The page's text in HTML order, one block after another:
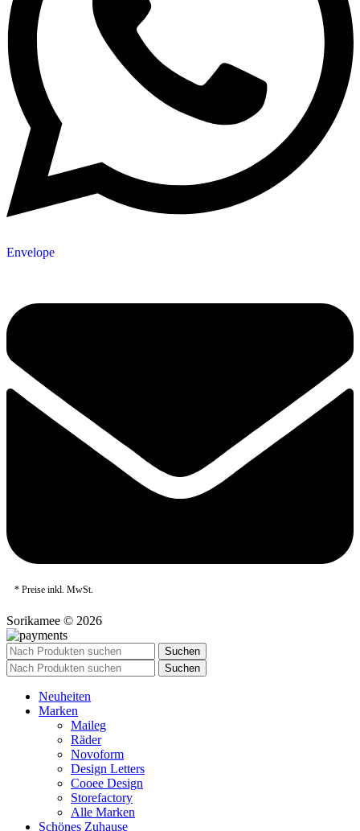
Envelope
* Preise inkl. MwSt.
Sorikamee © 2026
Suchen
Suchen
Neuheiten
Marken
Maileg
Räder
Novoform
Design Letters
Cooee Design
Storefactory
Alle Marken
Schönes Zuhause